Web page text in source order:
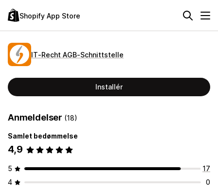
Shopify App Store
IT‑Recht AGB‑Schnittstelle
Installér
Anmeldelser (18)
Samlet bedømmelse
4,9
5
17
4
0